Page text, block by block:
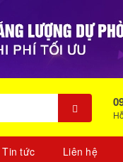
Tin tức Liên hệ